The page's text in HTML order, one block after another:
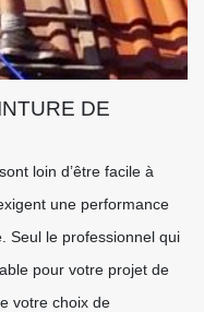
DE
loin d’être facile à
une performance
Seul le professionnel qui
pour votre projet de
votre choix de